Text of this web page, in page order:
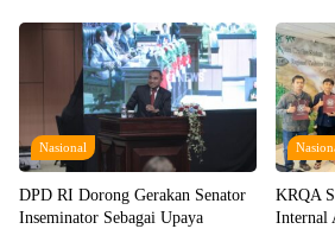
Nasional
DPD RI Dorong Gerakan Senator
Inseminator Sebagai Upaya
KRQA
Internal